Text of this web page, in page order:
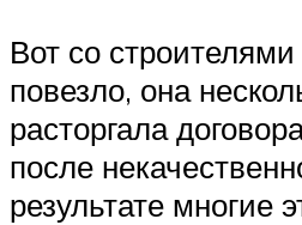
Вот со
повезло, она
расторгала
после
результате многие